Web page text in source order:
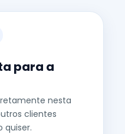
para a
nesta
clientes
quiser.